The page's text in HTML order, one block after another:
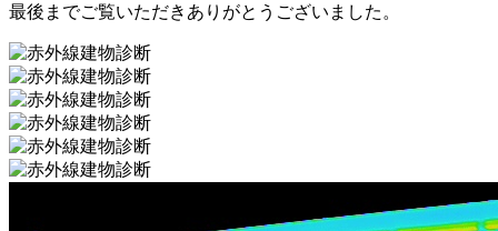
最後までご覧いただきありがとうございました。